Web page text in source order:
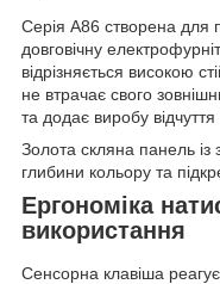
Серія A86 створена для
довговічну
відрізняється високою
не втрачає свого
та додає виробу відчуття
Золота скляна панель із
глибини кольору та
Ергономіка
використання
Сенсорна клавіша